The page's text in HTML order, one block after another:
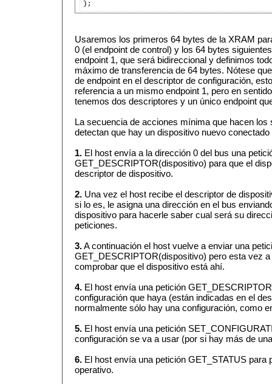
Usaremos los primeros 64 bytes de la XRAM
0 (el endpoint de control) y los 64 bytes
endpoint 1, que será bidireccional y definimos
máximo de transferencia de 64 bytes. Nótese
de endpoint en el descriptor de configuración,
referencia a un mismo endpoint 1, pero en
tenemos dos descriptores y un único endpoint
La secuencia de acciones mínima que hacen
detectan que hay un dispositivo nuevo
1. El host envía a la dirección 0 del bus una
GET_DESCRIPTOR(dispositivo) para que el
descriptor de dispositivo.
2. Una vez el host recibe el descriptor de
si lo es, le asigna una dirección en el bus
dispositivo para hacerle saber cual será su
peticiones.
3.A continuación el host vuelve a enviar una
GET_DESCRIPTOR(dispositivo) pero esta vez
comprobar que el dispositivo está ahí.
4. El host envía una petición
configuración que haya (están indicadas en el
normalmente sólo hay una configuración, como
5. El host envía una petición
configuración se va a usar (por si hay más de
6. El host envía una petición GET_STATUS para
operativo.